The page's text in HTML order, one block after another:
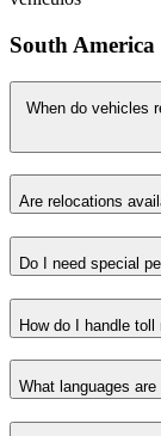
South America
When do vehicles
Are relocations
Do I need special
How do I handle toll
What languages are